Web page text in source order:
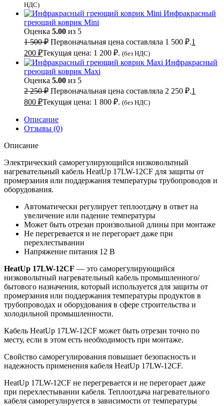
НДС)
Инфракрасный
греющий коврик Mini
Оценка 5.00 из 5
1 500₽ Первоначальная цена составляла 1 500 ₽.1
200 ₽Текущая цена: 1 200 ₽. (без НДС)
Инфракрасный
греющий коврик Maxi
Оценка 5.00 из 5
2 250₽ Первоначальная цена составляла 2 250 ₽.1
800 ₽Текущая цена: 1 800 ₽. (без НДС)
Описание
Отзывы (0)
Описание
Электрический саморегулирующийся низковольтный
нагревательный кабель HeatUp 17LW-12CF для защиты от
промерзания или поддержания температуры трубопроводов и
оборудования.
Автоматически регулирует теплоотдачу в ответ на
увеличение или падение температуры
Может быть отрезан произвольной длины при монтаже
Не перегревается и не перегорает даже при
перехлестывании
Напряжение питания 12 В
HeatUp 17LW-12CF — это саморегулирующийся
низковольтный нагревательный кабель промышленного/
бытового назначения, который используется для защиты от
промерзания или поддержания температуры продуктов в
трубопроводах и оборудования в сфере строительства и
холодильной промышленности.
Кабель HeatUp 17LW-12CF может быть отрезан точно по
месту, если в этом есть необходимость при монтаже.
Свойство саморегулирования повышает безопасность и
надежность применения кабеля HeatUp 17LW-12CF.
HeatUp 17LW-12CF не перегревается и не перегорает даже
при перехлестывании кабеля. Теплоотдача нагревательного
кабеля саморегулируется в зависимости от температуры